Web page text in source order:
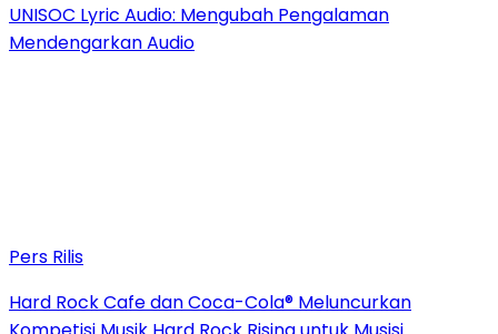
UNISOC Lyric Audio: Mengubah Pengalaman
Mendengarkan Audio
Pers Rilis
Hard Rock Cafe dan Coca-Cola® Meluncurkan